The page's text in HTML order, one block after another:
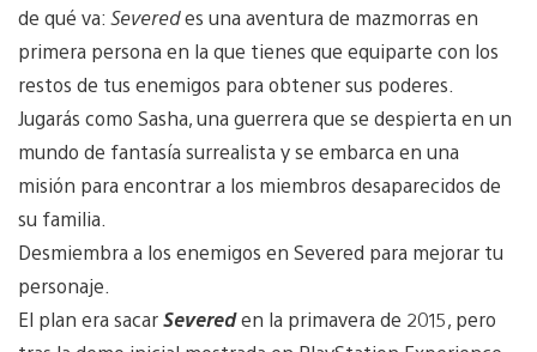
de qué va: Severedes una aventura de mazmorras en
primera persona en la que tienes que equiparte con los
restos de tus enemigos para obtener sus poderes.
Jugarás como Sasha, una guerrera que se despierta en un
mundo de fantasía surrealista y se embarca en una
misión para encontrar a los miembros desaparecidos de
su familia.
Desmiembra a los enemigos en Severed para mejorar tu
personaje.
El plan era sacarSevereden la primavera de 2015, pero